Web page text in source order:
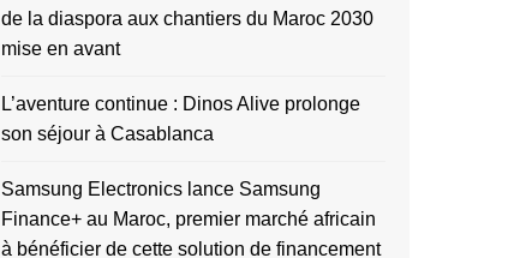
de la diaspora aux chantiers du Maroc 2030
mise en avant
L’aventure continue : Dinos Alive prolonge
son séjour à Casablanca
Samsung Electronics lance Samsung
Finance+ au Maroc, premier marché africain
à bénéficier de cette solution de financement